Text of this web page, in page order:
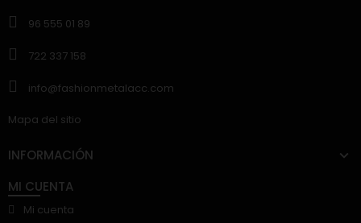
96 555 01 89
722 337 158
info@fashionmetalacc.com
Mapa del sitio
INFORMACIÓN
MI CUENTA
Mi cuenta